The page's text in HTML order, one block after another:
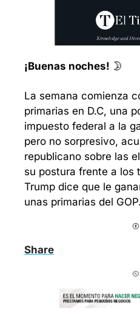
¡Buenas noches! 🌛
La semana comienza
primarias en D.C, una
impuesto federal a la
pero no sorpresivo,
republicano sobre las
su postura frente a los
Trump dice que le
unas primarias del GOP.
Share